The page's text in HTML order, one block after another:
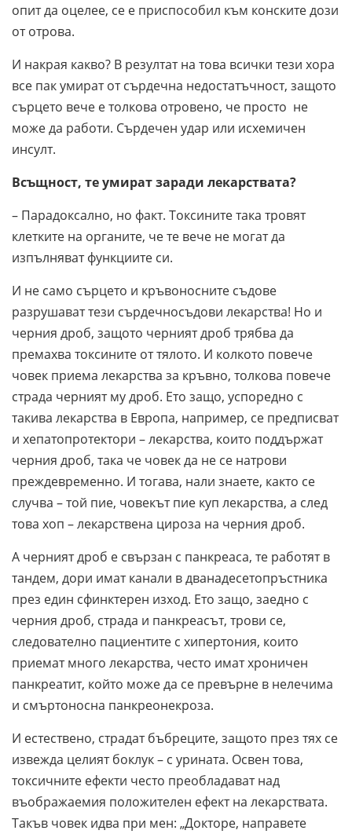
опит да оцелее, се е приспособил към конските дози
от отрова.
И накрая какво? В резултат на това всички тези хора
все пак умират от сърдечна недостатъчност, защото
сърцето вече е толкова отровено, че просто не
може да работи. Сърдечен удар или исхемичен
инсулт.
Всъщност, те умират заради лекарствата?
– Парадоксално, но факт. Токсините така тровят
клетките на органите, че те вече не могат да
изпълняват функциите си.
И не само сърцето и кръвоносните съдове
разрушават тези сърдечносъдови лекарства! Но и
черния дроб, защото черният дроб трябва да
премахва токсините от тялото. И колкото повече
човек приема лекарства за кръвно, толкова повече
страда черният му дроб. Ето защо, успоредно с
такива лекарства в Европа, например, се предписват
и хепатопротектори – лекарства, които поддържат
черния дроб, така че човек да не се натрови
преждевременно. И тогава, нали знаете, както се
случва – той пие, човекът пие куп лекарства, а след
това хоп – лекарствена цироза на черния дроб.
А черният дроб е свързан с панкреаса, те работят в
тандем, дори имат канали в дванадесетопръстника
през един сфинктерен изход. Ето защо, заедно с
черния дроб, страда и панкреасът, трови се,
следователно пациентите с хипертония, които
приемат много лекарства, често имат хроничен
панкреатит, който може да се превърне в нелечима
и смъртоносна панкреонекроза.
И естествено, страдат бъбреците, защото през тях се
извежда целият боклук – с урината. Освен това,
токсичните ефекти често преобладават над
въображаемия положителен ефект на лекарствата.
Такъв човек идва при мен: „Докторе, направете